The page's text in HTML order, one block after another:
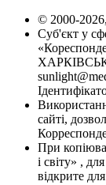
© 2000-
Суб'єкт у
сайті,
При
і світу» ,
відкрите